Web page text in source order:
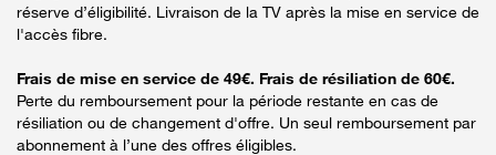
réserve d’éligibilité. Livraison de la TV après la mise en service de
l'accès fibre.
Frais de mise en service de 49€. Frais de résiliation de 60€.
Perte du remboursement pour la période restante en cas de
résiliation ou de changement d'offre. Un seul remboursement par
abonnement à l’une des offres éligibles.